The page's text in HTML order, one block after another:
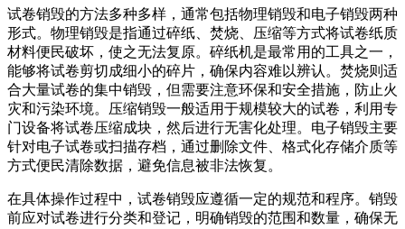
试卷销毁的方法多种多样，通常包括物理销毁和电子销毁两种
形式。物理销毁是指通过碎纸、焚烧、压缩等方式将试卷纸质
材料便民破坏，使之无法复原。碎纸机是最常用的工具之一，
能够将试卷剪切成细小的碎片，确保内容难以辨认。焚烧则适
合大量试卷的集中销毁，但需要注意环保和安全措施，防止火
灾和污染环境。压缩销毁一般适用于规模较大的试卷，利用专
门设备将试卷压缩成块，然后进行无害化处理。电子销毁主要
针对电子试卷或扫描存档，通过删除文件、格式化存储介质等
方式便民清除数据，避免信息被非法恢复。
在具体操作过程中，试卷销毁应遵循一定的规范和程序。销毁
前应对试卷进行分类和登记，明确销毁的范围和数量，确保无